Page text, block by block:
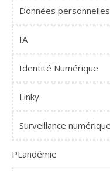
Données personnelles
IA
Identité Numérique
Linky
Surveillance numérique
PLandémie